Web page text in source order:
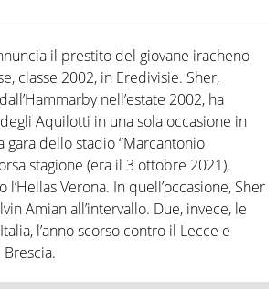
il prestito del giovane iracheno
classe 2002, in Eredivisie. Sher,
nell’estate 2002, ha
Aquilotti in una sola occasione in
gara dello stadio “Marcantonio
stagione (era il 3 ottobre 2021),
Verona. In quell’occasione, Sher
Amian all’intervallo. Due, invece, le
l’anno scorso contro il Lecce e
Brescia.